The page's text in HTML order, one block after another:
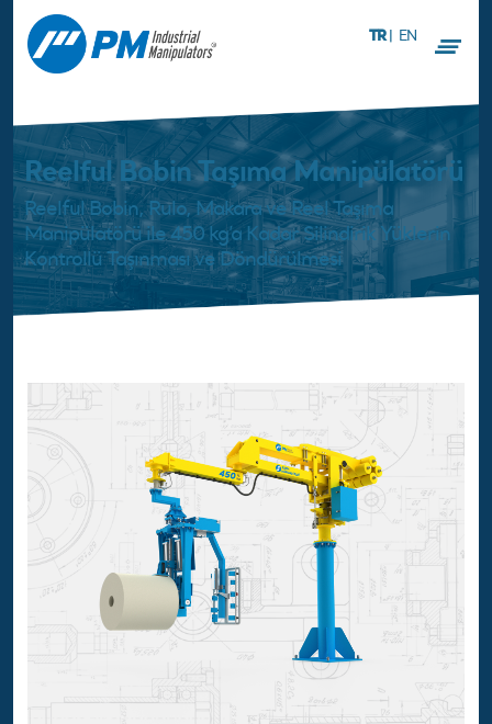
TR| EN
Reelful Bobin Taşıma Manipülatörü
Reelful Bobin, Rulo, Makara ve Reel Taşıma
Manipülatörü ile 450 kg’a Kadar Silindirik Yüklerin
Kontrollü Taşınması ve Döndürülmesi